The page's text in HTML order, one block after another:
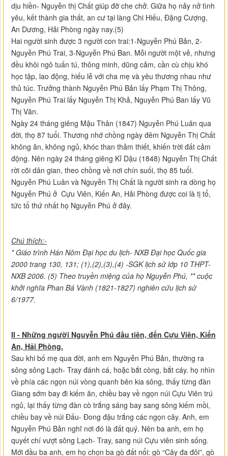
dịu hiền- Nguyễn thị Chất giúp đỡ che chở. Giữa họ nảy nở tình
yêu, kết thành gia thất, an cư tại làng Chi Hiếu, Đặng Cượng,
An Dương, Hải Phòng ngày nay.(5)
Hai người sinh được 3 người con trai:1-Nguyễn Phú Bản, 2-
Nguyễn Phú Trai, 3-Nguyễn Phú Ban. Mỗi người một vẻ, nhưng
đều khôi ngô tuấn tú, thông minh, dũng cảm, cần cù chịu khó
học tập, lao động, hiếu lễ với cha mẹ và yêu thương nhau như
thủ túc. Trưởng thành Nguyễn Phú Bản lấy Phạm Thị Thông,
Nguyễn Phú Trai lấy Nguyễn Thị Khả, Nguyễn Phú Ban lấy Vũ
Thị Văn.
Ngày 24 tháng giêng Mậu Thân (1847) Nguyễn Phú Luân qua
đời, thọ 87 tuổi. Thương nhớ chồng ngày đêm Nguyễn Thị Chất
không ăn, không ngủ, khóc than thảm thiết, khiến trời đất cảm
động. Nên ngày 24 tháng giêng Kỉ Dậu (1848) Nguyễn Thị Chất
rời cõi dân gian, theo chồng về nơi chín suối, thọ 85 tuổi.
Nguyễn Phú Luân và Nguyễn Thị Chất là người sinh ra dòng họ
Nguyễn Phú ở Cựu Viên, Kiến An, Hải Phòng được coi là tị tổ,
tức tổ thứ nhất họ Nguyễn Phú ở đây.
Chú thích:-
* Giáo trình Hán Nôm Đại học du lịch- NXB Đại học Quốc gia
2000 trang 130, 131; (1),(2),(3),(4) -SGK lịch sử lớp 10 THPT-
NXB 2006. (5) Theo truyền miệng của họ Nguyễn Phú, ** cuộc
khởi nghĩa Phan Bá Vành (1821-1827) nghiên cứu lịch sử
6/1977.
II - Những người Nguyễn Phú đầu tiên, đến Cựu Viên, Kiến
An, Hải Phòng.
Sau khi bố mẹ qua đời, anh em Nguyễn Phú Bản, thường ra
sông sông Lạch- Tray đánh cá, hoặc bắt còng, bắt cáy. họ nhìn
về phía các ngọn núi vòng quanh bên kia sông, thấy từng đàn
Giang sớm bay đi kiếm ăn, chiều bay về ngọn núi Cựu Viên trú
ngủ, lại thấy từng đàn cò trắng sáng bay sang sông kiếm mồi,
chiều bay về núi Đấu- Đong đậu trắng các ngọn cây. Anh, em
Nguyễn Phú Bản nghĩ nơi đó là đất quý. Nên ba anh, em họ
quyết chí vượt sông Lạch- Tray, sang núi Cựu viên sinh sống.
Mới đầu ba anh, em họ chọn ba gò đất nổi: gò “Cây đa đôi”, gò